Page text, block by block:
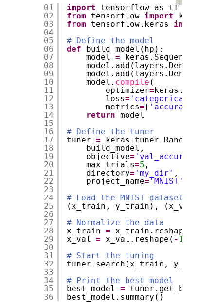
？
01
02
03
04
05
06
07
08
09
10
11
12
13
14
15
16
17
18
19
20
21
22
23
24
25
26
27
28
29
30
31
32
33
34
35
36
import
tensorflow as tf
from
tensorflow import
keras
from
tensorflow.keras import
# Define the model
def
build_model(hp):
model =
keras.Sequential()
model.add(layers.Dense(
model. compile (
optimizer=
loss=
metrics= [ 'accuracy'
return model
# Define the tuner
tuner =
build_model,
objective= 'val_accuracy'
max_trials=5 ,
directory= 'my_dir' ,
project_name= 'MNIST'
# Load the MNIST dataset
(x_train, y_train), (x_val,
# Normalize the data
x_train = x_train.reshape(
x_val = x_val.reshape( - 1
# Start the tuning
tuner.search(x_train, y_train,
# Print the best model
best_model =
best_model.summary()